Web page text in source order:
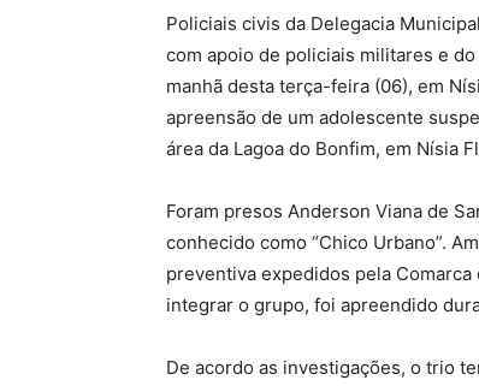
Policiais civis da Delegacia
com apoio de policiais militares e
manhã desta terça-feira (06), em
apreensão de um adolescente
área da Lagoa do Bonfim, em Nísia
Foram presos Anderson Viana de
conhecido como “Chico Urbano”.
preventiva expedidos pela
integrar o grupo, foi apreendido
De acordo as investigações, o trio